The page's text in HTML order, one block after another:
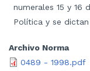
numerales 15 y 16
Política y se
Archivo Norma
0489 - 1998.pdf